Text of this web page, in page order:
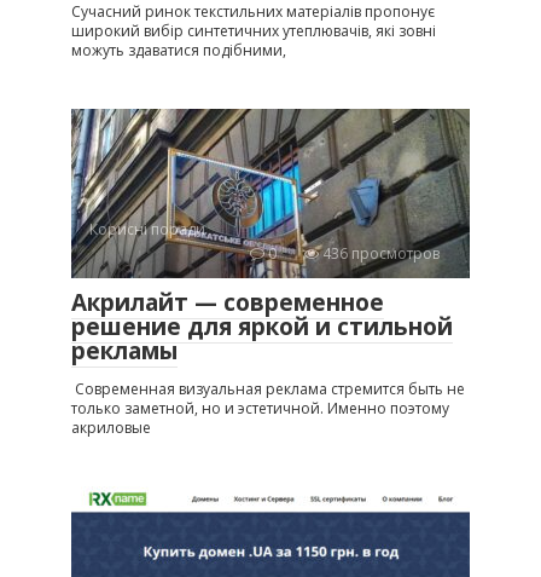
Сучасний ринок текстильних матеріалів пропонує
широкий вибір синтетичних утеплювачів, які зовні
можуть здаватися подібними,
Корисні поради
0
436 просмотров
Акрилайт — современное
решение для яркой и стильной
рекламы
Современная визуальная реклама стремится быть не
только заметной, но и эстетичной. Именно поэтому
акриловые